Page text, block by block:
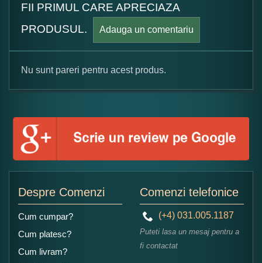
FII PRIMUL CARE APRECIAZA
PRODUSUL.
Adauga un comentariu
Formular pareri client
Numele dumneavoastra:
Nu sunt pareri pentru acest produs.
Despre Comenzi
Cum cumpar?
Cum platesc?
Cum livram?
Comenzi telefonice
(+4) 031.005.1187
Puteti lasa un mesaj pentru a
fi contactat